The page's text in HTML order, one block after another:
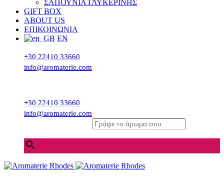
ΣΑΠΟΥΝΙΑ ΓΛΥΚΕΡΙΝΗΣ
GIFT BOX
ABOUT US
ΕΠΙΚΟΙΝΩΝΙΑ
EN
+30 22410 33660
info@aromaterie.com
+30 22410 33660
info@aromaterie.com